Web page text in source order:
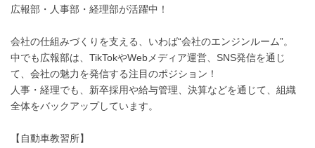
広報部・人事部・経理部が活躍中！
会社の仕組みづくりを支える、いわば“会社のエンジンルーム”。
中でも広報部は、TikTokやWebメディア運営、SNS発信を通じ
て、会社の魅力を発信する注目のポジション！
人事・経理でも、新卒採用や給与管理、決算などを通じて、組織
全体をバックアップしています。
【自動車教習所】